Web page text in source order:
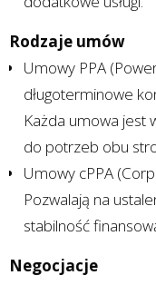
Rodzaje umów
Umowy PPA
długoterminowe
Każda umowa jest
do potrzeb obu
Umowy cPPA
Pozwalają na
stabilność
Negocjacje